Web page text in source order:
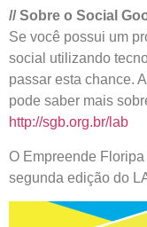
// Sobre o Social
Se você possui um
social utilizando
passar esta chance.
pode saber mais
http://sgb.org.br/lab
O Empreende
segunda edição do